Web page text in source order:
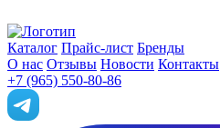
Каталог Прайс-лист Бренды
О нас Отзывы Новости Контакты
+7 (965) 550-80-86